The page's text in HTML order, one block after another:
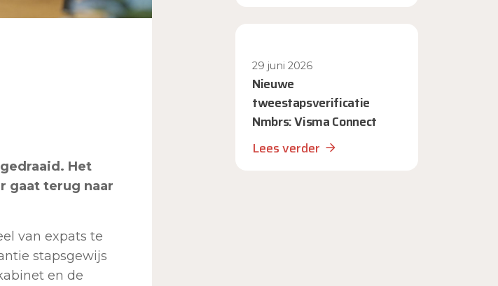
Het
gaat terug naar
van expats te
stapsgewijs
en de
29 juni 2026
Nieuwe
tweestapsverificatie
Nmbrs: Visma Connect
Lees verder